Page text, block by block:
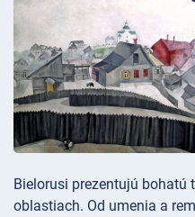
Bielorusi prezentujú bohatú
oblastiach. Od umenia a